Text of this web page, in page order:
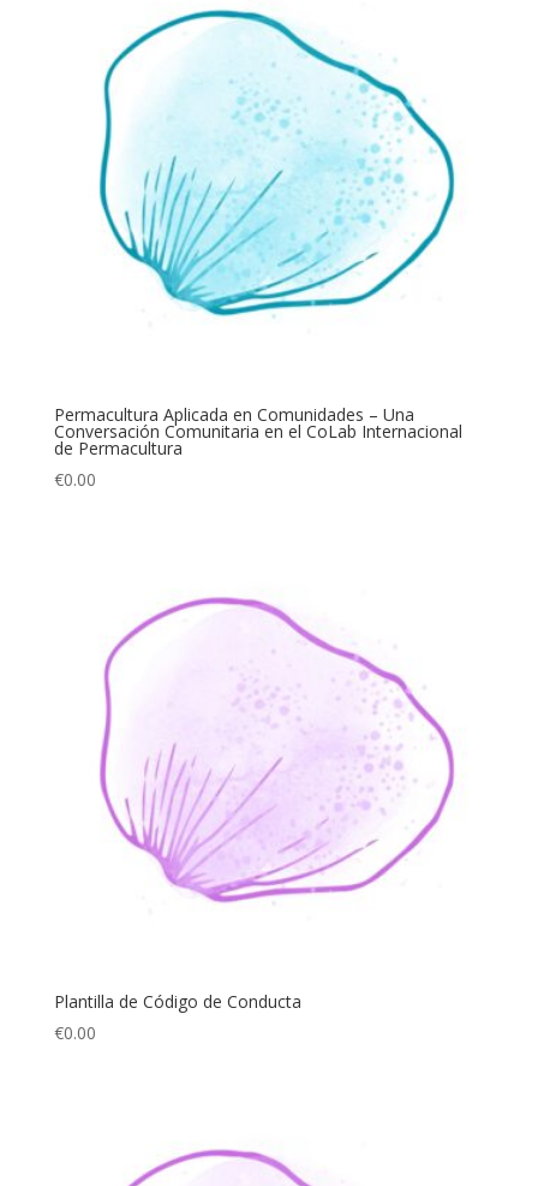
Permacultura Aplicada en Comunidades – Una
Conversación Comunitaria en el CoLab Internacional
de Permacultura
€0.00
Plantilla de Código de Conducta
€0.00